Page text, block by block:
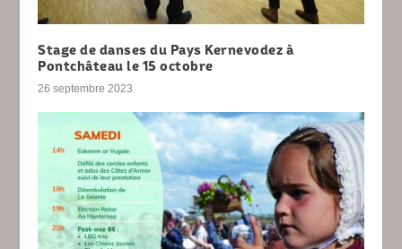
Stage de danses du Pays Kernevodez à
Pontchâteau le 15 octobre
26 septembre 2023